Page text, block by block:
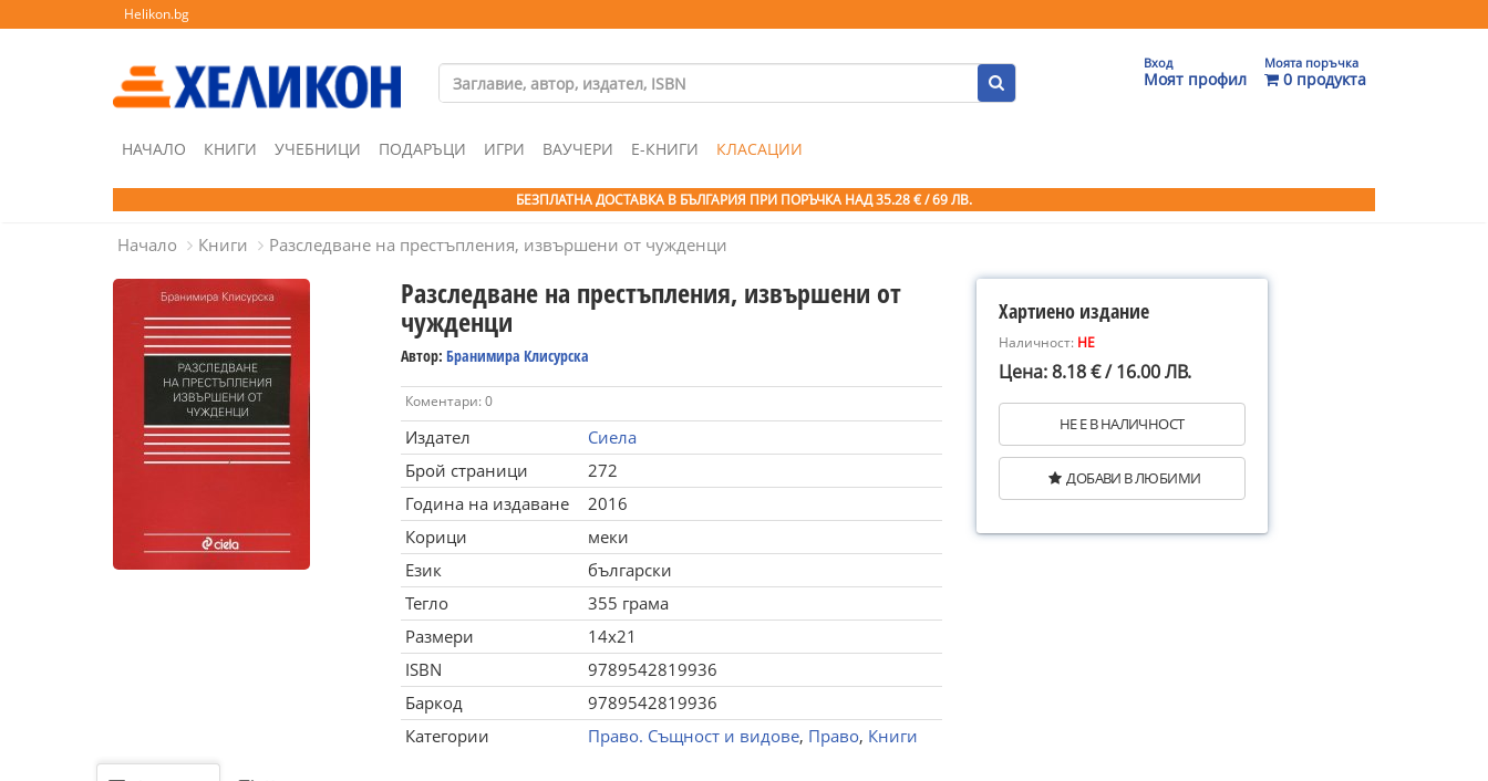
Helikon.bg
Вход
Моят профил
Моята поръчка
0 продукта
НАЧАЛО КНИГИ УЧЕБНИЦИ ПОДАРЪЦИ ИГРИ ВАУЧЕРИ Е-КНИГИ КЛАСАЦИИ
БЕЗПЛАТНА ДОСТАВКА В БЪЛГАРИЯ ПРИ ПОРЪЧКА НАД 35.28 € / 69 ЛВ.
Начало Книги Разследване на престъпления, извършени от чужденци
Разследване на престъпления, извършени от
чужденци
Автор: Бранимира Клисурска
Коментари: 0
Издател
Сиела
Брой страници
272
Година на издаване
2016
Корици
меки
Език
български
Тегло
355 грама
Размери
14x21
ISBN
9789542819936
Баркод
9789542819936
Категории
Право. Същност и видове, Право, Книги
Хартиено издание
Наличност: НЕ
Цена: 8.18 € / 16.00 ЛВ.
НЕ Е В НАЛИЧНОСТ
ДОБАВИ В ЛЮБИМИ